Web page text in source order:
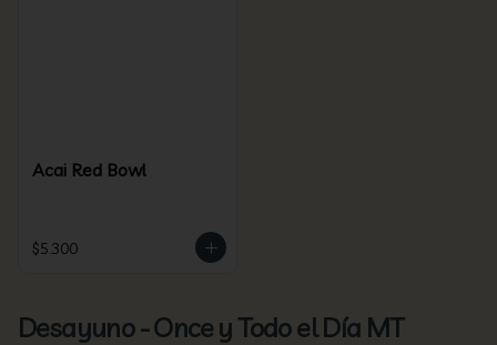
Acai Red Bowl
$5.300
Desayuno - Once y Todo el Día MT